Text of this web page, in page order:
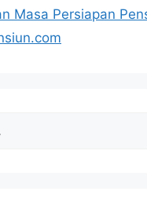
Masa Persiapan